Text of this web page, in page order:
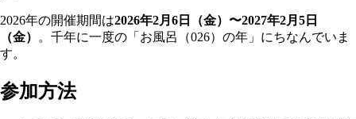
2026年の開催期間は2026年2月6日（金）〜2027年2月5日
（金）
。千年に一度の「お風呂（026）の年」にちなんでいま
す。
参加方法